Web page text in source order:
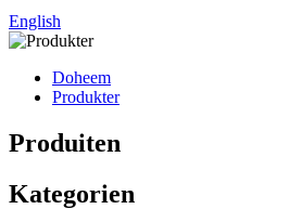
English
Doheem
Produkter
Produiten
Kategorien